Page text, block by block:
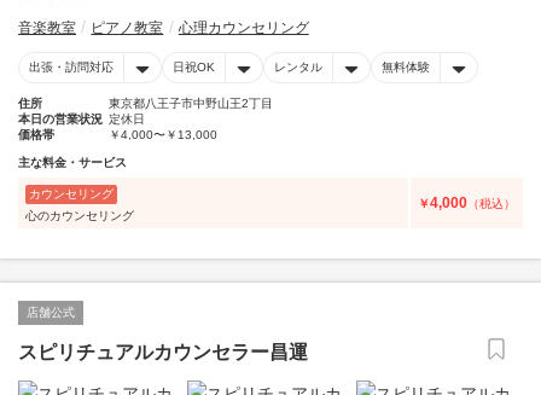
音楽教室 ピアノ教室 心理カウンセリング
出張・訪問対応 日祝OK レンタル 無料体験
住所
東京都八王子市中野山王2丁目
本日の営業状況 定休日
価格帯
￥4,000〜￥13,000
主な料金・サービス
カウンセリング
心のカウンセリング
￥4,000 （税込）
店舗公式
スピリチュアルカウンセラー昌運